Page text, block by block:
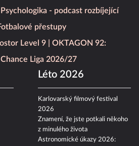
Psychologika - podcast rozbíjející
přestupy
Level 9
OKTAGON 92:
Chance Liga 2026/27
Léto 2026
Karlovarský filmový festival
2026
Znamení, že jste potkali někoho
z minulého života
Astronomické úkazy 2026: